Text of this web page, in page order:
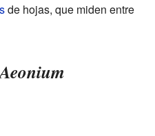
de hojas, que miden entre
Aeonium